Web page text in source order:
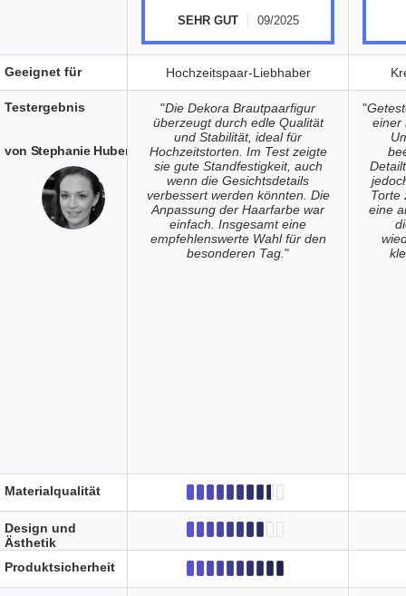
SEHR GUT 09/2025
Hochzeitspaar-Liebhaber
"Die Dekora Brautpaarfigur
überzeugt durch edle Qualität
und Stabilität, ideal für
Hochzeitstorten. Im Test zeigte
sie gute Standfestigkeit, auch
wenn die Gesichtsdetails
verbessert werden könnten. Die
Anpassung der Haarfarbe war
einfach. Insgesamt eine
empfehlenswerte Wahl für den
besonderen Tag."
"
einer
Torte
eine
Geeignet für
Testergebnis
von Stephanie Huber
Materialqualität
Design und
Ästhetik
Produktsicherheit